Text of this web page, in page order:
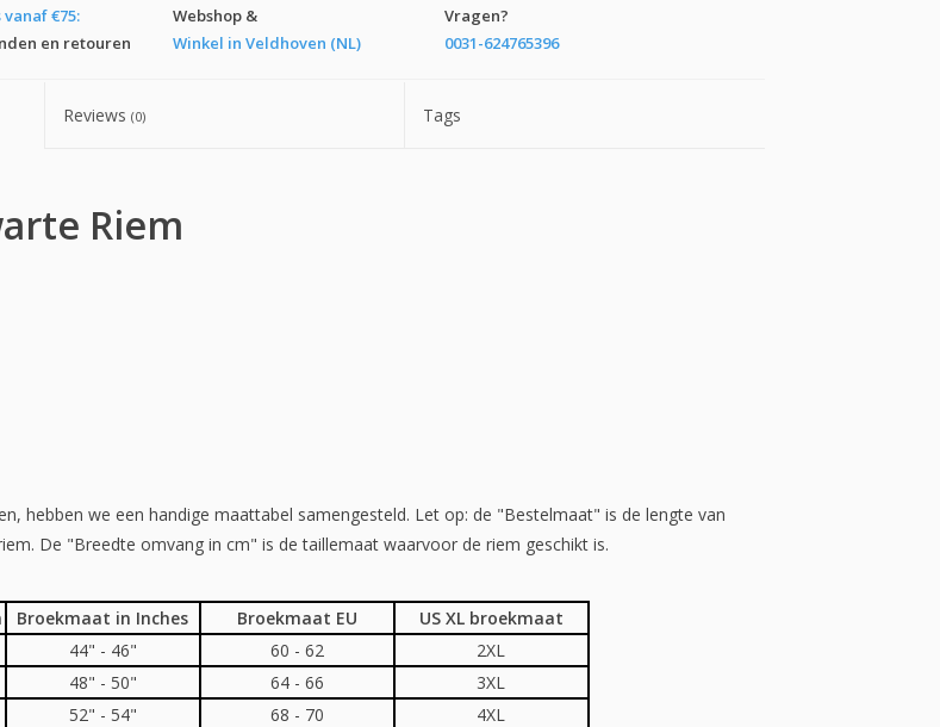
€75:
en retouren
Webshop &
Winkel in Veldhoven (NL)
Vragen?
0031-624765396
Reviews (0) Tags
Riem
hebben we een handige maattabel samengesteld. Let op: de "Bestelmaat" is de lengte van
De "Breedte omvang in cm" is de taillemaat waarvoor de riem geschikt is.
Broekmaat in Inches Broekmaat EU
US XL broekmaat
44" - 46" 60 - 62
2XL
48" - 50" 64 - 66
3XL
52" - 54" 68 - 70
4XL